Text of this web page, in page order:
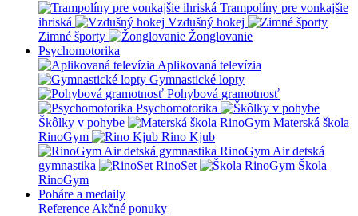
Trampolíny pre vonkajšie
ihriská
Vzdušný hokej
Zimné športy
Žonglovanie
Psychomotorika
Aplikovaná televízia
Gymnastické lopty
Pohybová gramotnosť
Psychomotorika
Škôlky v pohybe
Materská škola
RinoGym
Rino Kjub
RinoGym Air detská
gymnastika
RinoSet
Škola
RinoGym
Poháre a medaily
Reference Akčné ponuky